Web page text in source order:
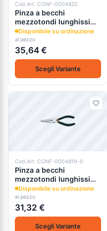
Cod.Art. CONF-0004822
Pinza a becchi
mezzotondi lunghissimi
piegati zigrinati 1168
beta
Disponibile su ordinazione
al pezzo
35,64 €
Scegli Variante
Cod.Art. CONF-0004819-0
Pinza a becchi
mezzotondi lunghissimi
diritti zigrinati 1166 beta
Disponibile su ordinazione
al pezzo
31,32 €
Scegli Variante